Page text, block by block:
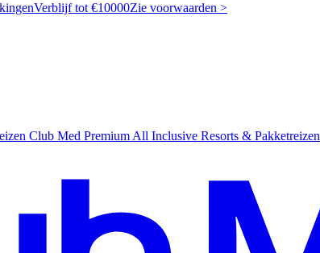
Verblijf tot €10000Zie voorwaarden >
Club Med Premium All Inclusive Resorts & Pakketreizen